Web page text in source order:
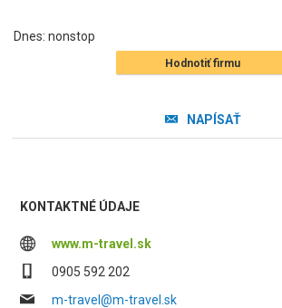
Dnes: nonstop
Hodnotiť firmu
NAPÍSAŤ
KONTAKTNÉ ÚDAJE
www.m-travel.sk
0905 592 202
m-travel@m-travel.sk